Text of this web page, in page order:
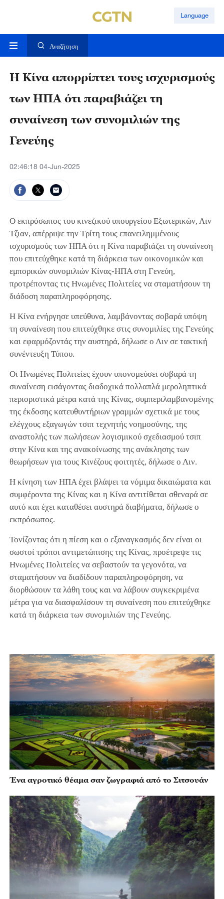
Language
Αναζήτηση
Η Κίνα απορρίπτει τους ισχυρισμούς
των ΗΠΑ ότι παραβιάζει τη
συναίνεση των συνομιλιών της
Γενεύης
02:46:18 04-Jun-2025
Ο εκπρόσωπος του κινεζικού υπουργείου Εξωτερικών, Λιν
Τζιαν, απέρριψε την Τρίτη τους επανειλημμένους
ισχυρισμούς των ΗΠΑ ότι η Κίνα παραβιάζει τη συναίνεση
που επιτεύχθηκε κατά τη διάρκεια των οικονομικών και
εμπορικών συνομιλιών Κίνας-ΗΠΑ στη Γενεύη,
προτρέποντας τις Ηνωμένες Πολιτείες να σταματήσουν τη
διάδοση παραπληροφόρησης.
Η Κίνα ενήργησε υπεύθυνα, λαμβάνοντας σοβαρά υπόψη
τη συναίνεση που επιτεύχθηκε στις συνομιλίες της Γενεύης
και εφαρμόζοντάς την αυστηρά, δήλωσε ο Λιν σε τακτική
συνέντευξη Τύπου.
Οι Ηνωμένες Πολιτείες έχουν υπονομεύσει σοβαρά τη
συναίνεση εισάγοντας διαδοχικά πολλαπλά μεροληπτικά
περιοριστικά μέτρα κατά της Κίνας, συμπεριλαμβανομένης
της έκδοσης κατευθυντήριων γραμμών σχετικά με τους
ελέγχους εξαγωγών τσιπ τεχνητής νοημοσύνης, της
αναστολής των πωλήσεων λογισμικού σχεδιασμού τσιπ
στην Κίνα και της ανακοίνωσης της ανάκλησης των
θεωρήσεων για τους Κινέζους φοιτητές, δήλωσε ο Λιν.
Η κίνηση των ΗΠΑ έχει βλάψει τα νόμιμα δικαιώματα και
συμφέροντα της Κίνας και η Κίνα αντιτίθεται σθεναρά σε
αυτό και έχει καταθέσει αυστηρά διαβήματα, δήλωσε ο
εκπρόσωπος.
Τονίζοντας ότι η πίεση και ο εξαναγκασμός δεν είναι οι
σωστοί τρόποι αντιμετώπισης της Κίνας, προέτρεψε τις
Ηνωμένες Πολιτείες να σεβαστούν τα γεγονότα, να
σταματήσουν να διαδίδουν παραπληροφόρηση, να
διορθώσουν τα λάθη τους και να λάβουν συγκεκριμένα
μέτρα για να διασφαλίσουν τη συναίνεση που επιτεύχθηκε
κατά τη διάρκεια των συνομιλιών της Γενεύης.
Ένα αγροτικό θέαμα σαν ζωγραφιά από το Σιτσουάν